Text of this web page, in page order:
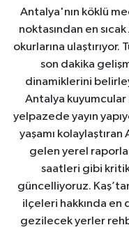
Antalya'nın köklü
noktasından en sıcak
okurlarına
son dakika
dinamiklerini
Antalya
yelpazede yayın
yaşamı
gelen yerel
saatleri gibi
güncelliyoruz.
ilçeleri hakkında en
gezilecek yerler